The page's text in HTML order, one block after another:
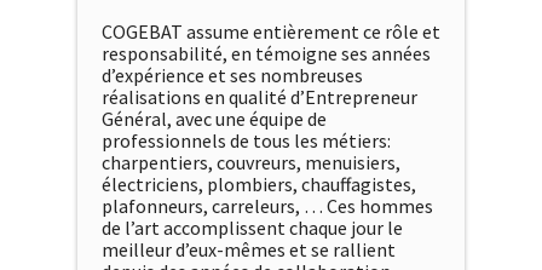
COGEBAT assume entièrement ce rôle et
responsabilité, en témoigne ses années
d’expérience et ses nombreuses
réalisations en qualité d’Entrepreneur
Général, avec une équipe de
professionnels de tous les métiers:
charpentiers, couvreurs, menuisiers,
électriciens, plombiers, chauffagistes,
plafonneurs, carreleurs, … Ces hommes
de l’art accomplissent chaque jour le
meilleur d’eux-mêmes et se rallient